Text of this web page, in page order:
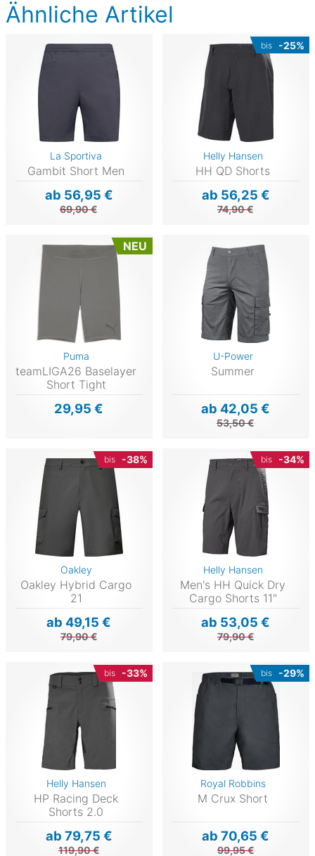
Ähnliche Artikel
La Sportiva
Gambit Short Men
ab 56,95 €
69,90 €
bis -25%
Helly Hansen
HH QD Shorts
ab 56,25 €
74,90 €
NEU
Puma
teamLIGA26 Baselayer
Short Tight
29,95 €
U-Power
Summer
ab 42,05 €
53,50 €
bis -38%
Oakley
Oakley Hybrid Cargo
21
ab 49,15 €
79,90 €
bis -34%
Helly Hansen
Men's HH Quick Dry
Cargo Shorts 11"
ab 53,05 €
79,90 €
bis -33%
Helly Hansen
HP Racing Deck
Shorts 2.0
ab 79,75 €
119,90 €
bis -29%
Royal Robbins
M Crux Short
ab 70,65 €
99,95 €